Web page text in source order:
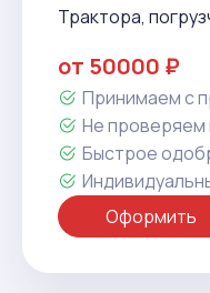
Трактора,
от 50000 ₽
Принимаем с
Не
Быстрое
Оформить